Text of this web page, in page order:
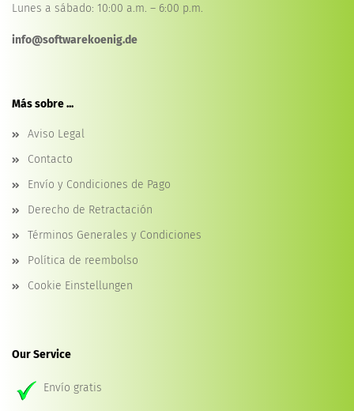
Lunes a sábado: 10:00 a.m. – 6:00 p.m.
info@softwarekoenig.de
Más sobre ...
Aviso Legal
Contacto
Envío y Condiciones de Pago
Derecho de Retractación
Términos Generales y Condiciones
Política de reembolso
Cookie Einstellungen
Our Service
Envío gratis